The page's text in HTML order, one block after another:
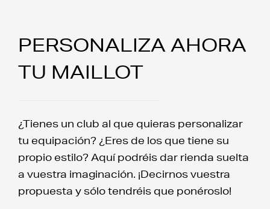
PERSONALIZA AHORA
TU MAILLOT
¿Tienes un club al que quieras personalizar
tu equipación? ¿Eres de los que tiene su
propio estilo? Aquí podréis dar rienda suelta
a vuestra imaginación. ¡Decirnos vuestra
propuesta y sólo tendréis que ponéroslo!